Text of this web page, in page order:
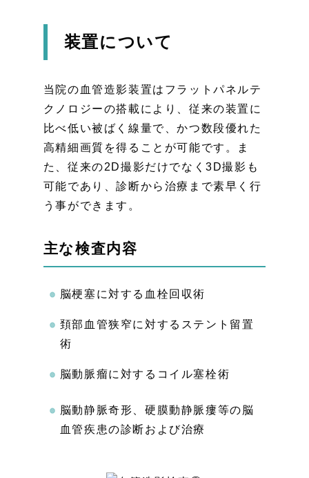
装置について
当院の血管造影装置はフラットパネルテ
クノロジーの搭載により、従来の装置に
比べ低い被ばく線量で、かつ数段優れた
高精細画質を得ることが可能です。ま
た、従来の2D撮影だけでなく3D撮影も
可能であり、診断から治療まで素早く行
う事ができます。
主な検査内容
脳梗塞に対する血栓回収術
頚部血管狭窄に対するステント留置
術
脳動脈瘤に対するコイル塞栓術
脳動静脈奇形、硬膜動静脈瘻等の脳
血管疾患の診断および治療